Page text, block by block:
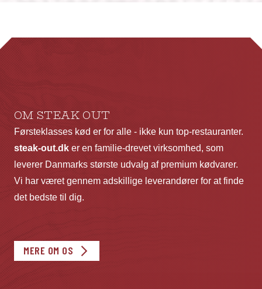
OM STEAK OUT
Førsteklasses kød er for alle - ikke kun top-restauranter.
steak-out.dk er en familie-drevet virksomhed, som
leverer Danmarks største udvalg af premium kødvarer.
Vi har været gennem adskillige leverandører for at finde
det bedste til dig.
MERE OM OS